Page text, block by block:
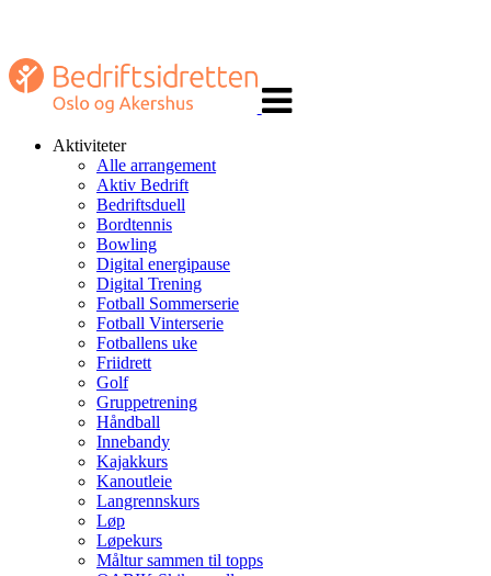
navigasjon
Aktiviteter
Alle arrangement
Aktiv Bedrift
Bedriftsduell
Bordtennis
Bowling
Digital energipause
Digital Trening
Fotball Sommerserie
Fotball Vinterserie
Fotballens uke
Friidrett
Golf
Gruppetrening
Håndball
Innebandy
Kajakkurs
Kanoutleie
Langrennskurs
Løp
Løpekurs
Måltur sammen til topps